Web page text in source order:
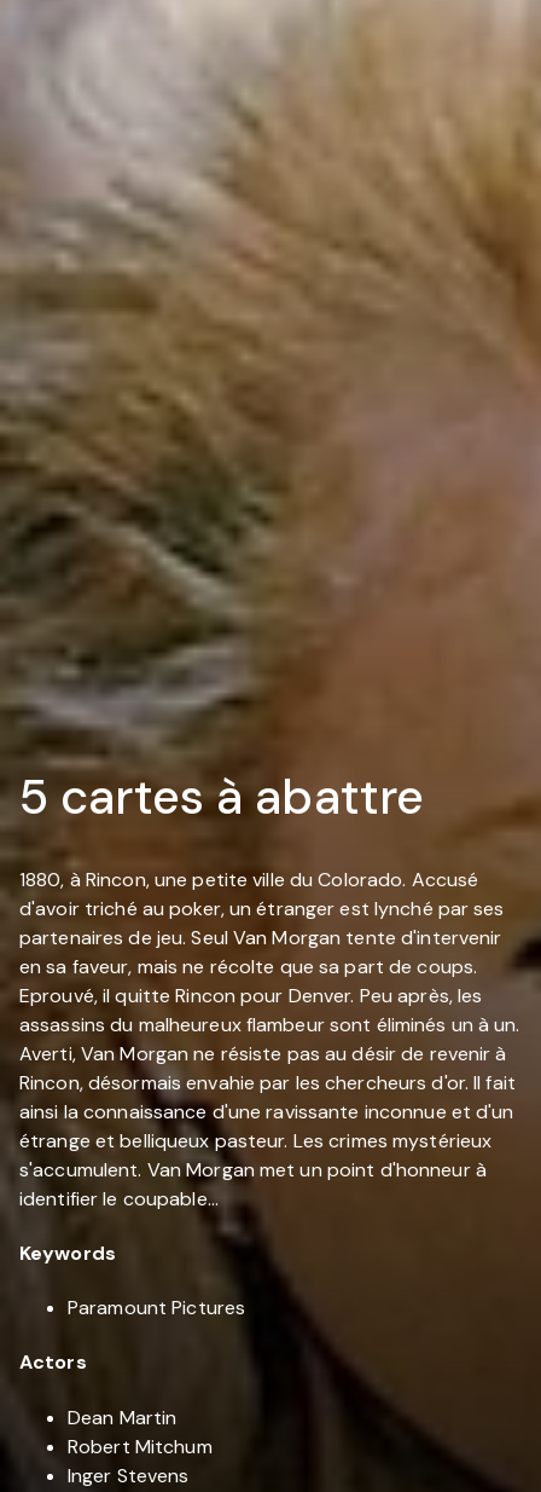
5 cartes à abattre
1880, à Rincon, une petite ville du Colorado. Accusé
d'avoir triché au poker, un étranger est lynché par ses
partenaires de jeu. Seul Van Morgan tente d'intervenir
en sa faveur, mais ne récolte que sa part de coups.
Eprouvé, il quitte Rincon pour Denver. Peu après, les
assassins du malheureux flambeur sont éliminés un à un.
Averti, Van Morgan ne résiste pas au désir de revenir à
Rincon, désormais envahie par les chercheurs d'or. Il fait
ainsi la connaissance d'une ravissante inconnue et d'un
étrange et belliqueux pasteur. Les crimes mystérieux
s'accumulent. Van Morgan met un point d'honneur à
identifier le coupable...
Keywords
Paramount Pictures
Actors
Dean Martin
Robert Mitchum
Inger Stevens